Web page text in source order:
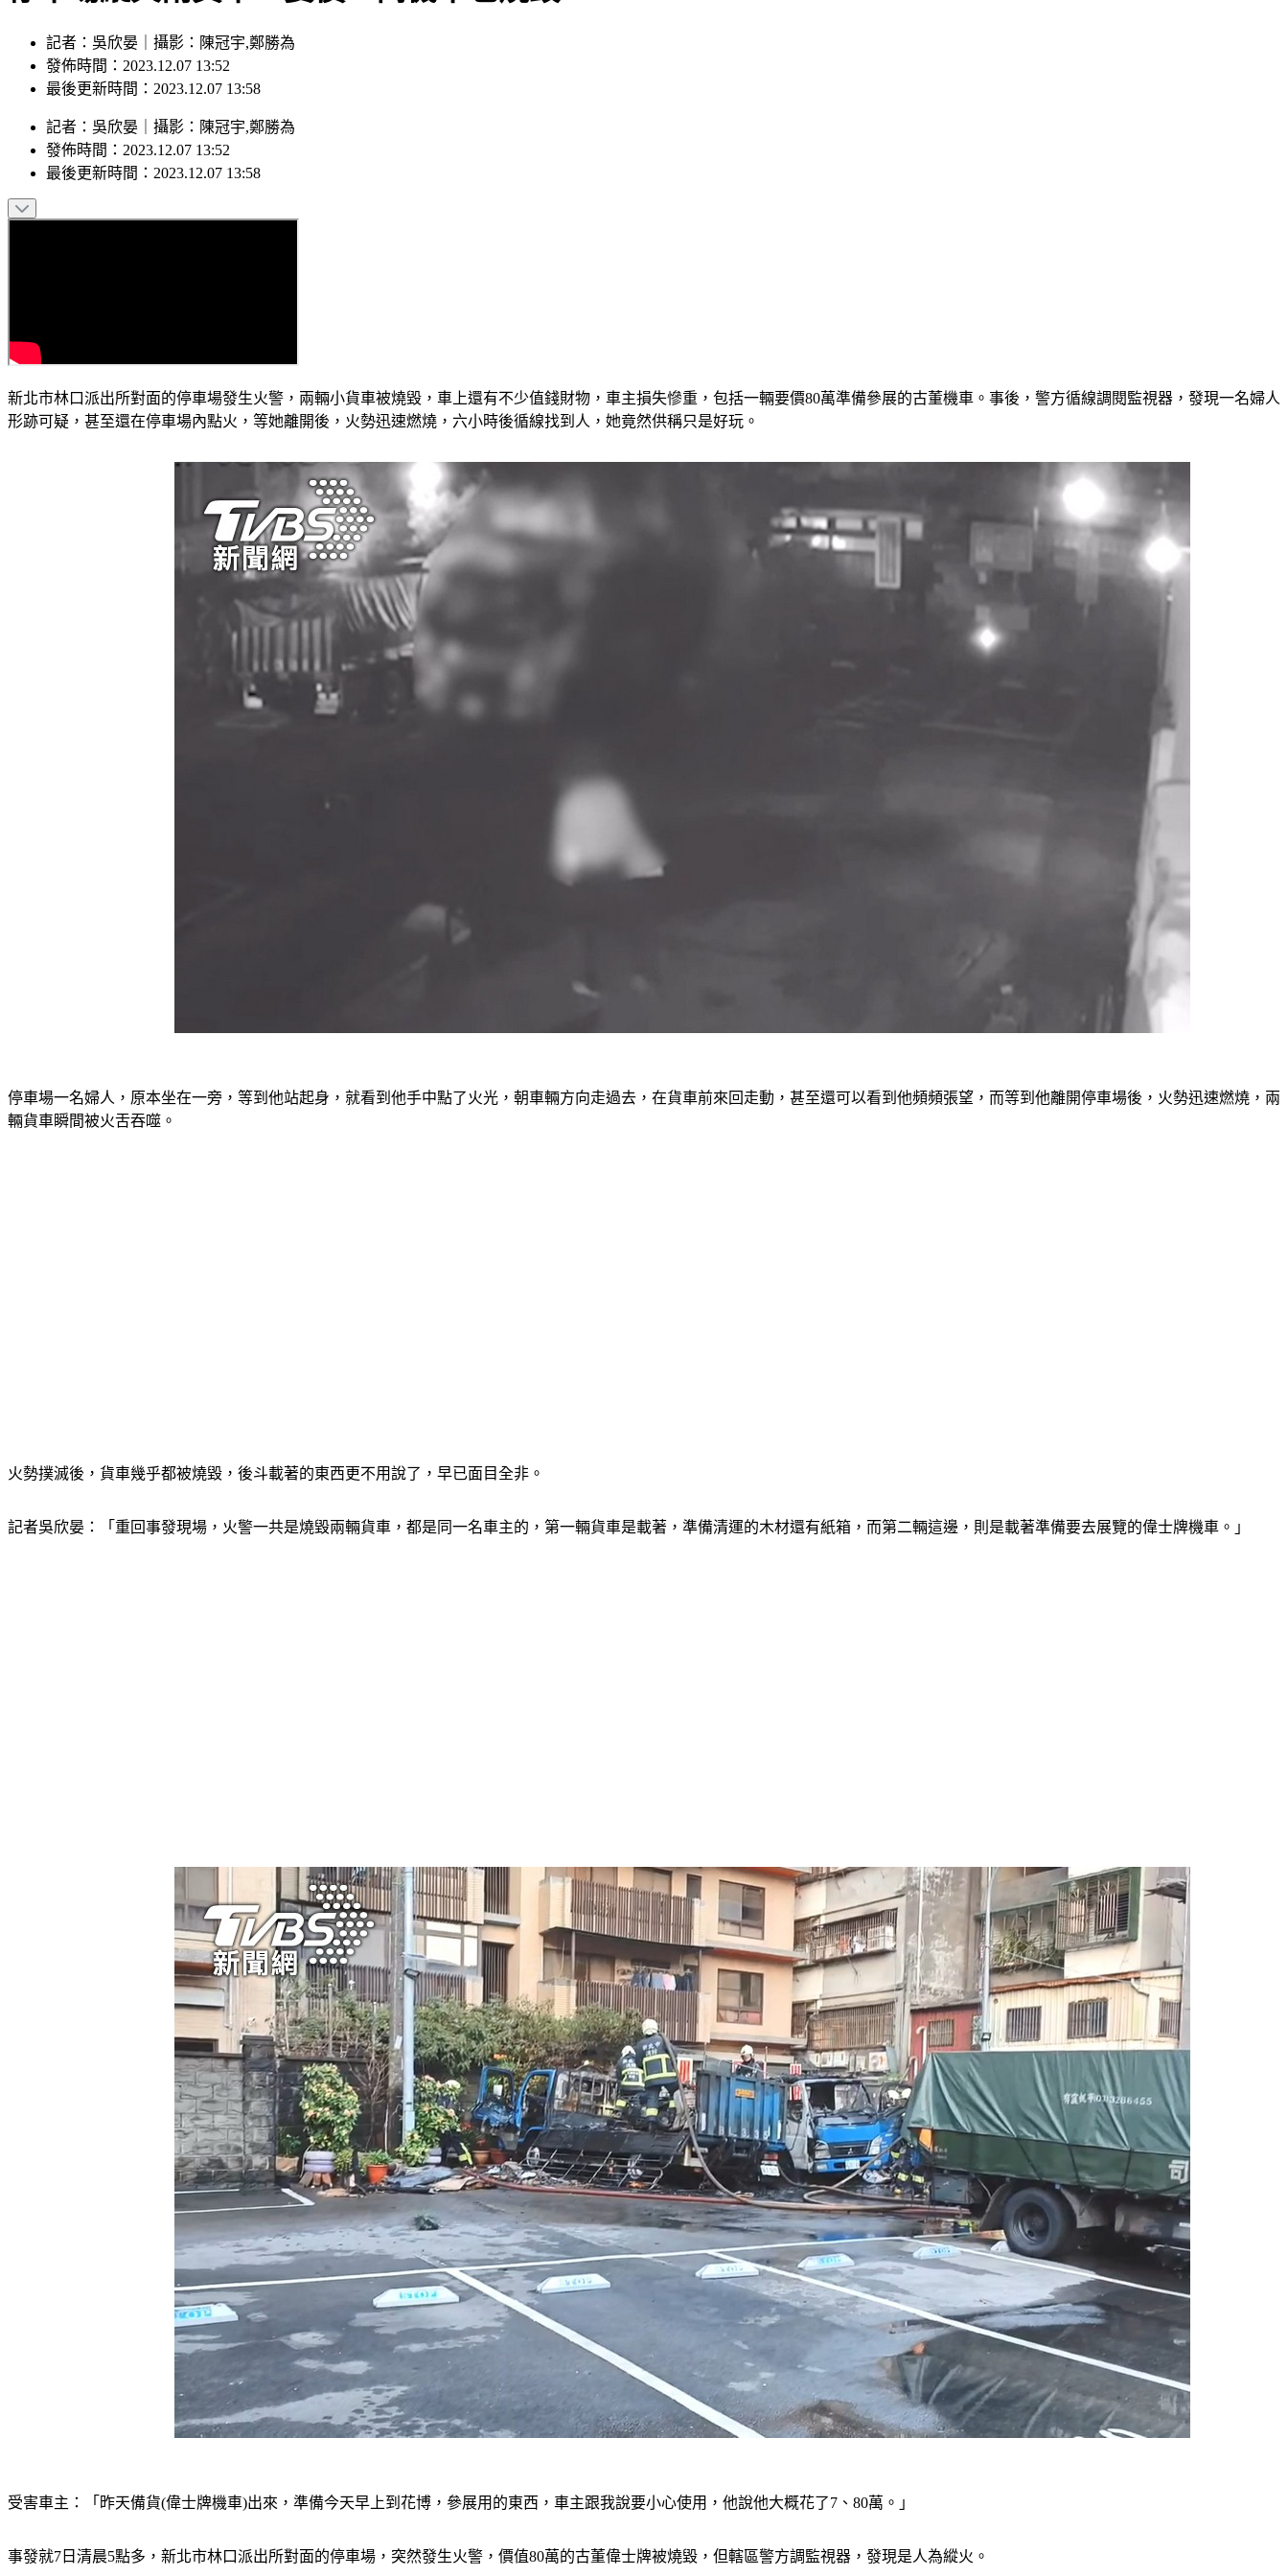
記者：吳欣晏｜攝影：陳冠宇,鄭勝為
發佈時間：2023.12.07 13:52
最後更新時間：2023.12.07 13:58
記者 ： 吳欣晏 攝影 ： 陳冠宇,鄭勝為
發佈時間： 2023.12.07 13:52
最後更新時間： 2023.12.07 13:58
新北市林口派出所對面的停車場發生火警，兩輛小貨車被燒毀，車上還有不少值錢財物，車主損失慘重，包括一輛要價80萬準備參展的古董機車。事後，警方循線調閱監視器，發現一名婦人
形跡可疑，甚至還在停車場內點火，等她離開後，火勢迅速燃燒，六小時後循線找到人，她竟然供稱只是好玩。
停車場一名婦人，原本坐在一旁，等到他站起身，就看到他手中點了火光，朝車輛方向走過去，在貨車前來回走動，甚至還可以看到他頻頻張望，而等到他離開停車場後，火勢迅速燃燒，兩
輛貨車瞬間被火舌吞噬。
火勢撲滅後，貨車幾乎都被燒毀，後斗載著的東西更不用說了，早已面目全非。
記者吳欣晏：「重回事發現場，火警一共是燒毀兩輛貨車，都是同一名車主的，第一輛貨車是載著，準備清運的木材還有紙箱，而第二輛這邊，則是載著準備要去展覽的偉士牌機車。」
受害車主：「昨天備貨(偉士牌機車)出來，準備今天早上到花博，參展用的東西，車主跟我說要小心使用，他說他大概花了7、80萬。」
事發就7日清晨5點多，新北市林口派出所對面的停車場，突然發生火警，價值80萬的古董偉士牌被燒毀，但轄區警方調監視器，發現是人為縱火。